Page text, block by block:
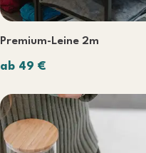
Premium-Leine 2m
ab 49 €